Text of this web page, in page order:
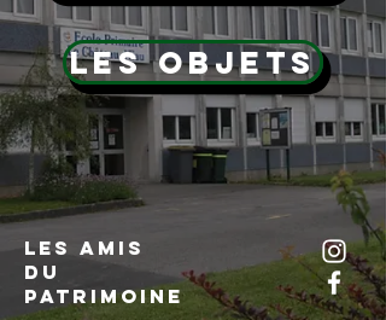
Les Objets
Les Amis
Du
Patrimoine